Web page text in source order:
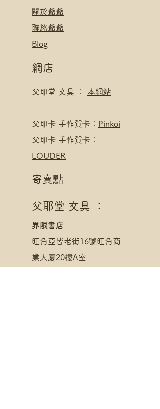
關於爺爺
聯絡爺爺
Blog
網店
父耶堂 文具 ： 本網站
​父耶卡 手作賀卡： Pinkoi
父耶卡 手作賀卡：
LOUDER
寄賣點
父耶堂 文具 ：
界限書店
旺角亞皆老街16號旺角商
業大廈20樓A室